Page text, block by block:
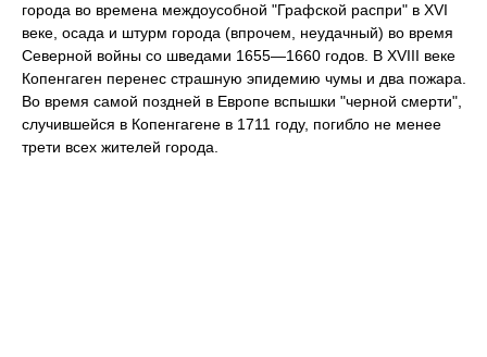
города во времена междоусобной "Графской распри" в XVI
веке, осада и штурм города (впрочем, неудачный) во время
Северной войны со шведами 1655—1660 годов. В XVIII веке
Копенгаген перенес страшную эпидемию чумы и два пожара.
Во время самой поздней в Европе вспышки "черной смерти",
случившейся в Копенгагене в 1711 году, погибло не менее
трети всех жителей города.